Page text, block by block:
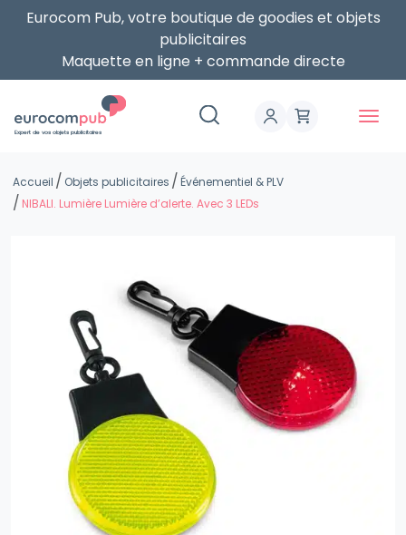
Eurocom Pub, votre boutique de goodies et objets
publicitaires
Maquette en ligne + commande directe
Expert de vos objets publicitaires
Accueil Objets publicitaires
Événementiel & PLV
NIBALI. Lumière Lumière d’alerte. Avec 3 LEDs